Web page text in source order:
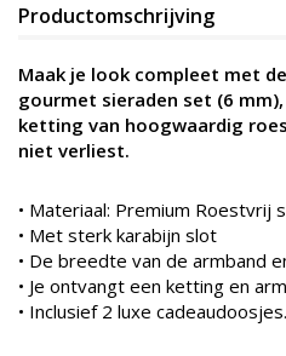
Productomschrijving
Maak je look compleet met
gourmet sieraden set (6
ketting van hoogwaardig
niet verliest.
• Materiaal: Premium Roestvrij
• Met sterk karabijn slot
• De breedte van de armband
• Je ontvangt een ketting en
• Inclusief 2 luxe cadeaudoosjes.